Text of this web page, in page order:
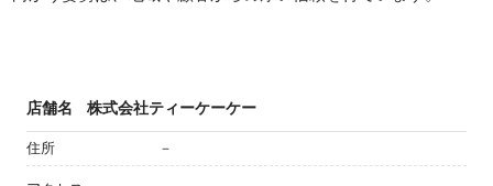
店舗名 株式会社ティーケーケー
住所 －